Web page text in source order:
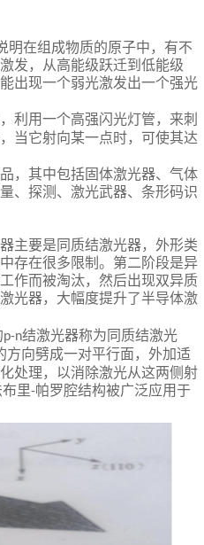
明在组成物质的原子中，有不
发，从高能级跃迁到低能级
出现一个弱光激发出一个强光
利用一个高强闪光灯管，来刺
当它射向某一点时，可使其达
，其中包括固体激光器、气体
、探测、激光武器、条形码识
主要是同质结激光器，外形类
存在很多限制。第二阶段是异
作而被淘汰，然后出现双异质
光器，大幅度提升了半导体激
p-n结激光器称为同质结激光
方向劈成一对平行面，外加适
处理，以消除激光从这两侧射
里-帕罗腔结构被广泛应用于